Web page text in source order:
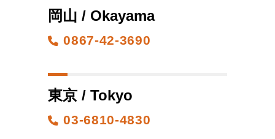
岡山 / Okayama
0867-42-3690
東京 / Tokyo
03-6810-4830